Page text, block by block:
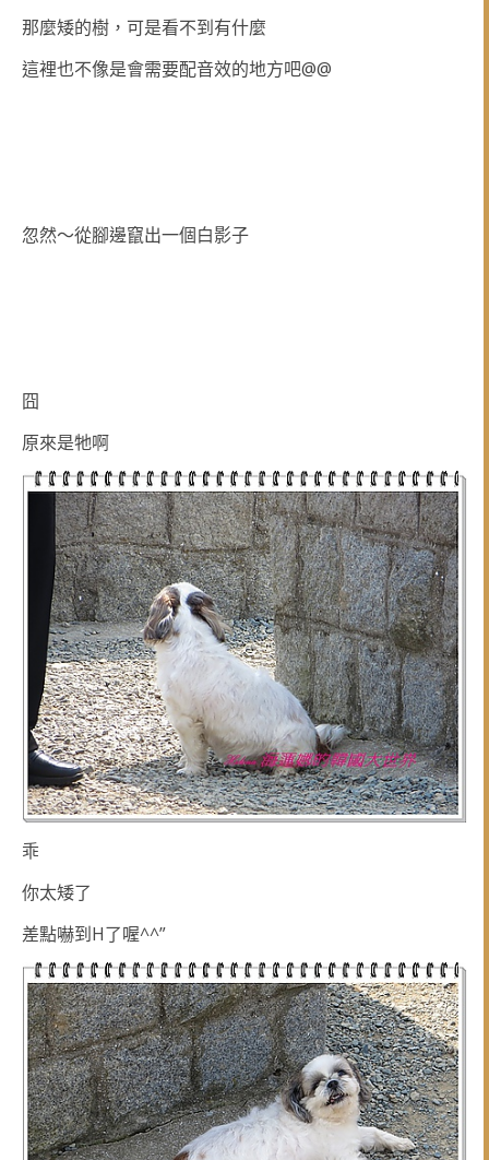
那麼矮的樹，可是看不到有什麼
這裡也不像是會需要配音效的地方吧@@
忽然～從腳邊竄出一個白影子
囧
原來是牠啊
乖
你太矮了
差點嚇到H了喔^^”